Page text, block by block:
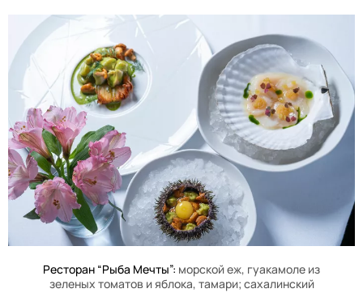
Ресторан “Рыба Мечты”: морской еж, гуакамоле из
зеленых томатов и яблока, тамари; сахалинский